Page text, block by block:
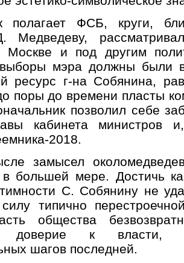
полагает ФСБ, круги,
Медведеву,
Москве и под другим
мэра должны были
ресурс г-на Собянина,
поры до времени пласты
позволил себе
кабинета министров и,
2018.
замысел
большей мере. Достичь
С. Собянину не
типично
общества
доверие к власти,
шагов последней.